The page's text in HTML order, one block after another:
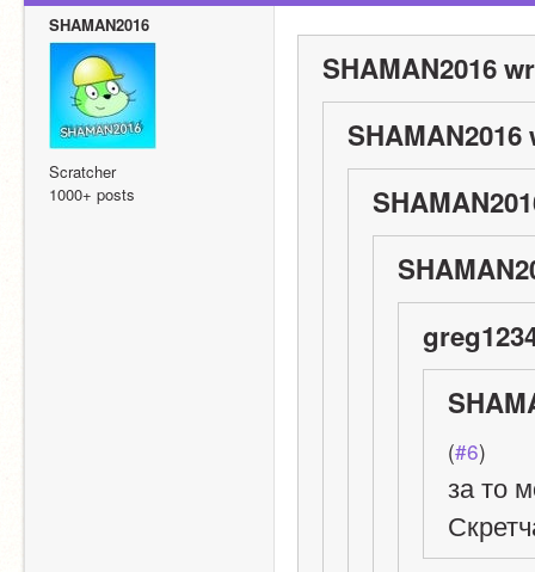
SHAMAN2016
Scratcher
1000+ posts
SHAMAN2016
SHAMAN2016
(#6)
за то